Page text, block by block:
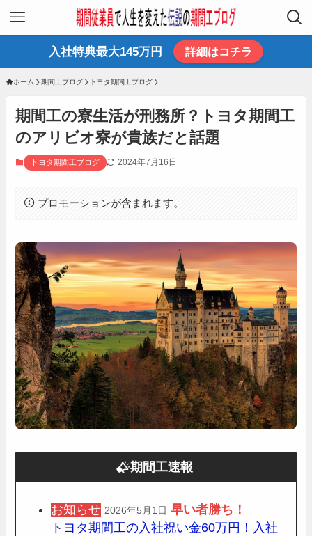
入社特典最大145万円 詳細はコチラ
ホーム 期間工ブログ トヨタ期間工ブログ
期間工の寮生活が刑務所？トヨタ期間工
のアリビオ寮が貴族だと話題
トヨタ期間工ブログ 2024年7月16日
プロモーションが含まれます。
期間工速報
お知らせ 2026年5月1日 早い者勝ち！
トヨタ期間工の入社祝い金60万円！入社